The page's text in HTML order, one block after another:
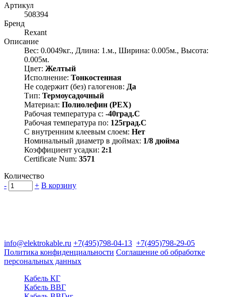
Артикул
508394
Бренд
Rexant
Описание
Вес: 0.0049кг., Длина: 1.м., Ширина: 0.005м., Высота:
0.005м.
Цвет: Желтый
Исполнение: Тонкостенная
Не содержит (без) галогенов: Да
Тип: Термоусадочный
Материал: Полиолефин (PEX)
Рабочая температура с: -40град.C
Рабочая температура по: 125град.C
С внутренним клеевым слоем: Нет
Номинальный диаметр в дюймах: 1/8 дюйма
Коэффициент усадки: 2:1
Certificate Num: 3571
Количество
-
+ В корзину
info@elektrokable.ru +7(495)798-04-13 +7(495)798-29-05
Политика конфиденциальности Соглашение об обработке
персональных данных
Кабель КГ
Кабель ВВГ